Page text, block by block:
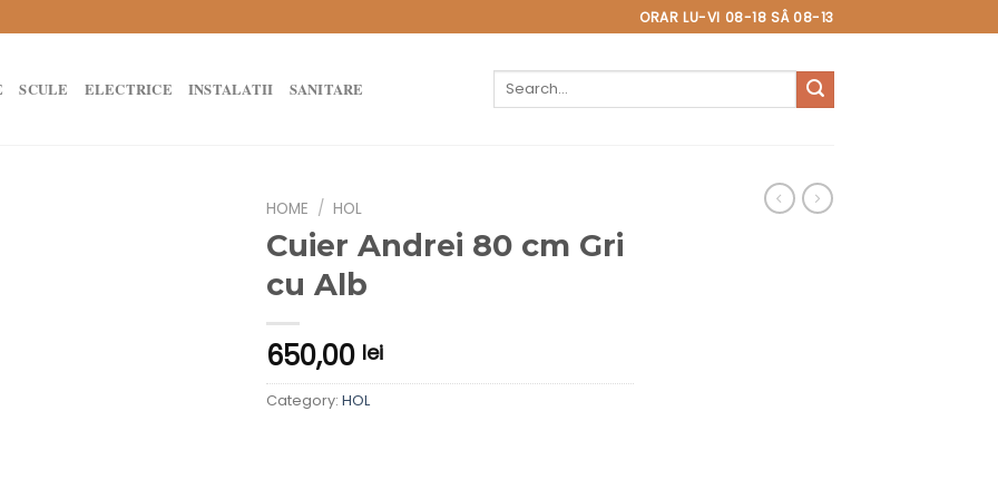
ORAR LU-VI 08-18 SÂ 08-13
SCULE ELECTRICE INSTALATII SANITARE
Search
HOME / HOL
Cuier Andrei 80 cm Gri
cu Alb
650,00 lei
Category: HOL